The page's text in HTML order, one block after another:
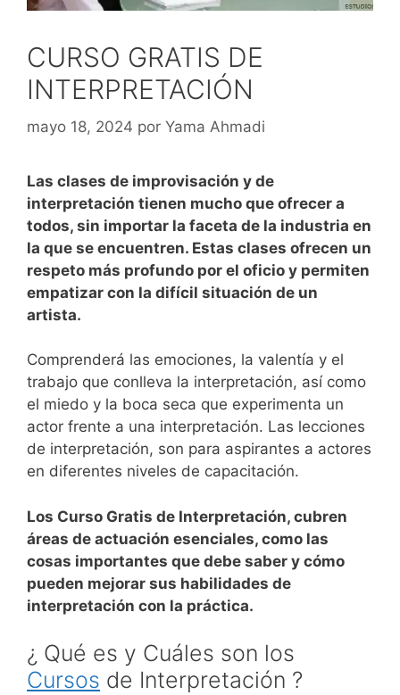
CURSO GRATIS DE
INTERPRETACIÓN
mayo 18, 2024 por Yama Ahmadi
Las clases de improvisación y de
interpretación tienen mucho que ofrecer a
todos, sin importar la faceta de la industria en
la que se encuentren. Estas clases ofrecen un
respeto más profundo por el oficio y permiten
empatizar con la difícil situación de un
artista.
Comprenderá las emociones, la valentía y el
trabajo que conlleva la interpretación, así como
el miedo y la boca seca que experimenta un
actor frente a una interpretación. Las lecciones
de interpretación, son para aspirantes a actores
en diferentes niveles de capacitación.
Los Curso Gratis de Interpretación, cubren
áreas de actuación esenciales, como las
cosas importantes que debe saber y cómo
pueden mejorar sus habilidades de
interpretación con la práctica.
¿ Qué es y Cuáles son los
Cursos de Interpretación ?